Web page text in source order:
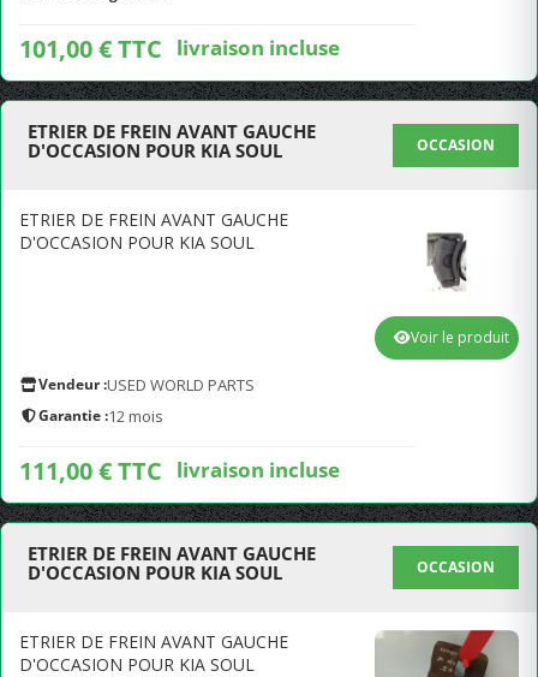
101,00 € TTC livraison incluse
ETRIER DE FREIN AVANT GAUCHE
D'OCCASION POUR KIA SOUL
OCCASION
ETRIER DE FREIN AVANT GAUCHE
D'OCCASION POUR KIA SOUL
Vendeur :USED WORLD PARTS
Garantie :12 mois
111,00 € TTC livraison incluse
Voir le produit
ETRIER DE FREIN AVANT GAUCHE
D'OCCASION POUR KIA SOUL
OCCASION
ETRIER DE FREIN AVANT GAUCHE
D'OCCASION POUR KIA SOUL